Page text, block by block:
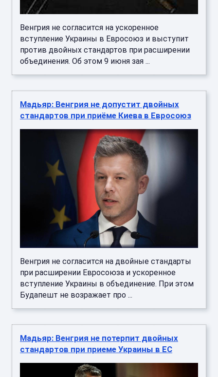
Венгрия не согласится на ускоренное
вступление Украины в Евросоюз и выступит
против двойных стандартов при расширении
объединения. Об этом 9 июня зая ...
Мадьяр: Венгрия не допустит двойных
стандартов при приёме Киева в Евросоюз
Венгрия не согласится на двойные стандарты
при расширении Евросоюза и ускоренное
вступление Украины в объединение. При этом
Будапешт не возражает про ...
Мадьяр: Венгрия не потерпит двойных
стандартов при приеме Украины в ЕС